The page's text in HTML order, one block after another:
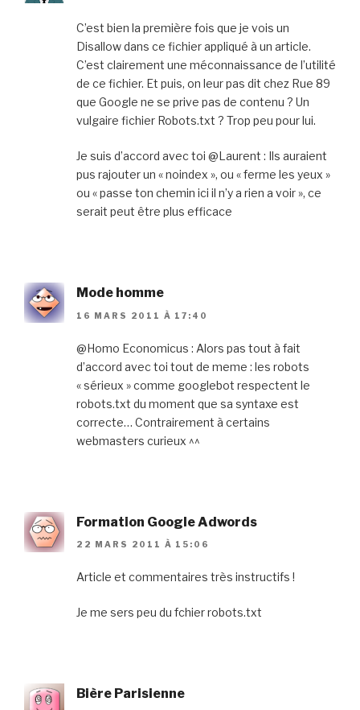
C’est bien la première fois que je vois un
Disallow dans ce fichier appliqué à un article.
C’est clairement une méconnaissance de l’utilité
de ce fichier. Et puis, on leur pas dit chez Rue 89
que Google ne se prive pas de contenu ? Un
vulgaire fichier Robots.txt ? Trop peu pour lui.
Je suis d’accord avec toi @Laurent : Ils auraient
pus rajouter un « noindex », ou « ferme les yeux »
ou « passe ton chemin ici il n’y a rien a voir », ce
serait peut être plus efficace
Mode homme
16 MARS 2011 À 17:40
@Homo Economicus : Alors pas tout à fait
d’accord avec toi tout de meme : les robots
« sérieux » comme googlebot respectent le
robots.txt du moment que sa syntaxe est
correcte… Contrairement à certains
webmasters curieux ^^
Formation Google Adwords
22 MARS 2011 À 15:06
Article et commentaires très instructifs !
Je me sers peu du fchier robots.txt
Bière Parisienne